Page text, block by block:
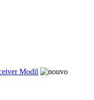
Modil